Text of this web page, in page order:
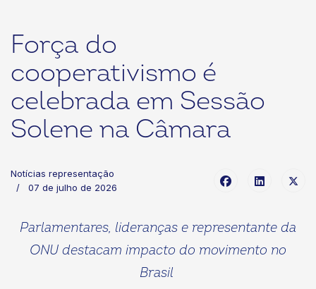
Força do
cooperativismo é
celebrada em Sessão
Solene na Câmara
Notícias representação
07 de julho de 2026
Parlamentares, lideranças e representante da
ONU destacam impacto do movimento no
Brasil